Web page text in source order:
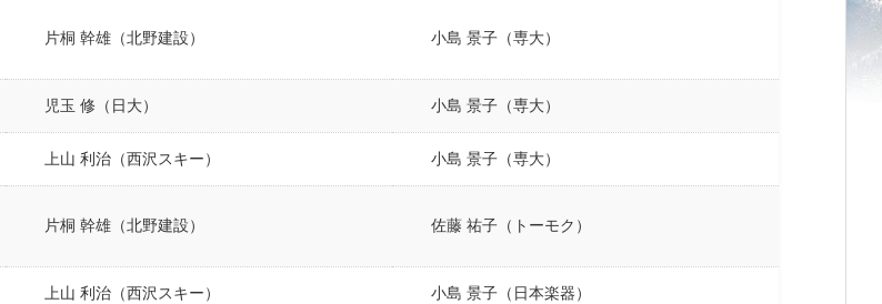
片桐 幹雄（北野建設） 小島 景子（専大）
児玉 修（日大） 小島 景子（専大）
上山 利治（西沢スキー） 小島 景子（専大）
片桐 幹雄（北野建設） 佐藤 祐子（トーモク）
上山 利治（西沢スキー） 小島 景子（日本楽器）